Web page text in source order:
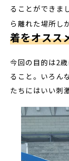
ることができま
ら離れた場所し
着をオスス
今回の目的は2
ること。いろん
たちにはいい刺